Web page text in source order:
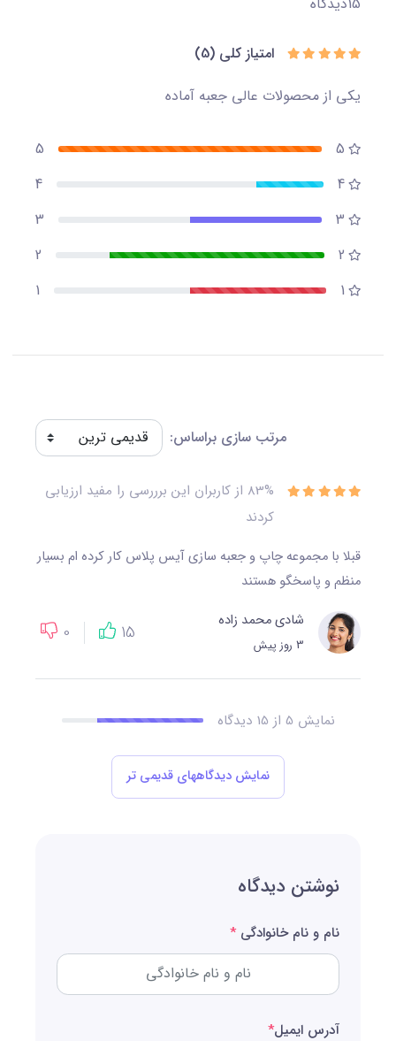
امتیاز کلی(5)
یکی از محصولات عالی جعبه آماده
5
5
4
4
3
3
2
2
1
1
مرتب سازی براساس:
83% از کاربران این برررسی را مفید ارزیابی
کردند
قبلا با مجموعه چاپ و جعبه سازی آیس پلاس کار کرده ام بسیار
منظم و پاسخگو هستند
شادی محمد زاده
3 روز پیش 15
0
نمایش 5 از 15 دیدگاه
نمایش دیدگاههای قدیمی تر
نوشتن دیدگاه
نام و نام خانوادگی*
آدرس ایمیل*